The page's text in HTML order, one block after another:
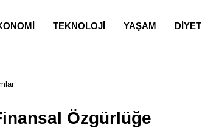
TEKNOLOJI YAŞAM DIYET
Özgürlüğe